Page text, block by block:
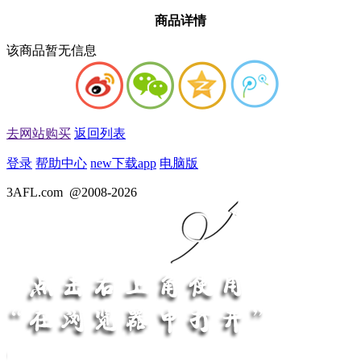
商品详情
该商品暂无信息
去网站购买 返回列表
登录 帮助中心 new下载app 电脑版
3AFL.com @2008-2026